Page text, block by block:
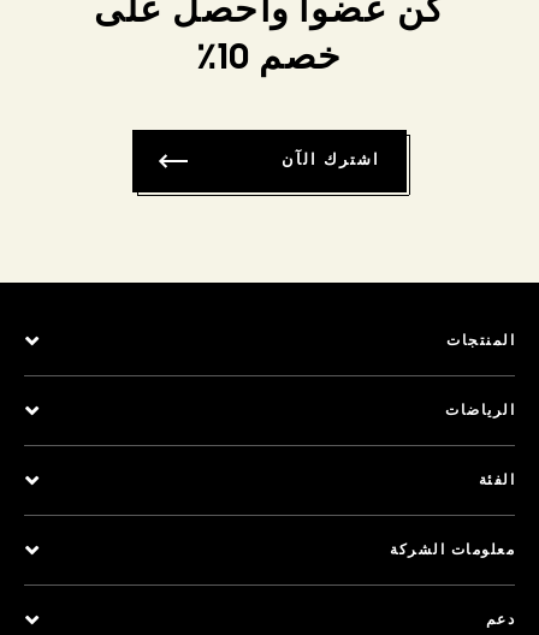
كن عضواً واحصل على
خصم 10٪
اشترك الآن
المنتجات
الرياضات
الفئة
معلومات الشركة
دعم